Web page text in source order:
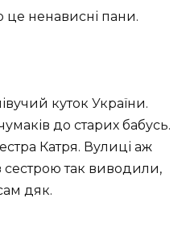
ненависні пани.
куток України.
до старих бабусь.
Катря. Вулиці аж
сестрою так виводили,
дяк.